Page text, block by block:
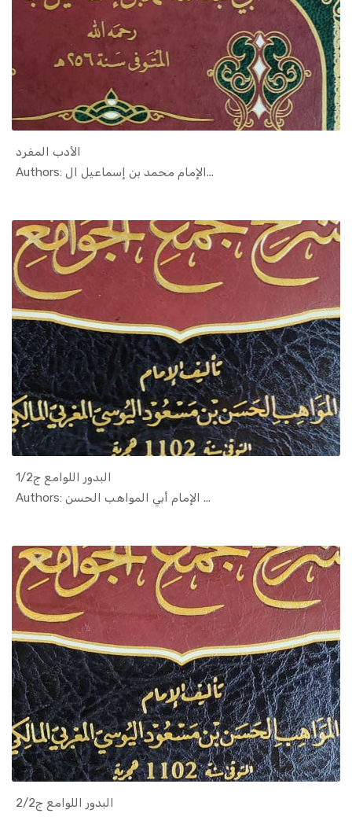
الأدب المفرد
Authors: الإمام محمد بن إسماعيل ال... In Islamic...
البدور اللوامع ج1/2
Authors: الإمام أبي المواهب الحسن ... In Islamic...
البدور اللوامع ج2/2